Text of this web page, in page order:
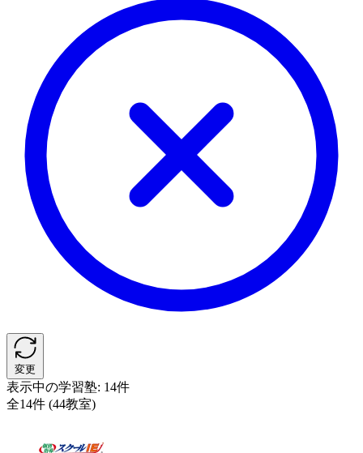
変更
表示中の学習塾: 14件
全14件 (44教室)